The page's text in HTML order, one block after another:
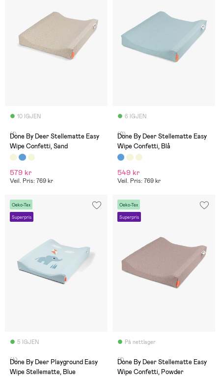
10 IGJEN
(1)
Done By Deer Stellematte Easy
Wipe Confetti, Sand
579 kr
Veil. Pris: 769 kr
6 IGJEN
(0)
Done By Deer Stellematte Easy
Wipe Confetti, Blå
549 kr
Veil. Pris: 769 kr
Oeko-Tex
Superpris
5 IGJEN
(4)
Done By Deer Playground Easy
Wipe Stellematte, Blue
Oeko-Tex
Superpris
På nettlager
(1)
Done By Deer Stellematte Easy
Wipe Confetti, Powder